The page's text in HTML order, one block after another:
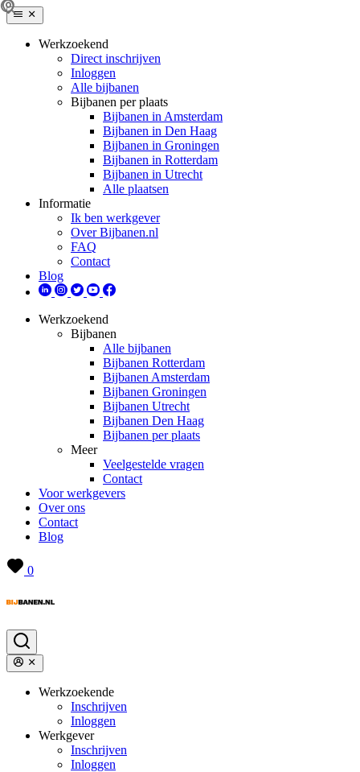
Werkzoekend
Direct inschrijven
Inloggen
Alle bijbanen
Bijbanen per plaats
Bijbanen in Amsterdam
Bijbanen in Den Haag
Bijbanen in Groningen
Bijbanen in Rotterdam
Bijbanen in Utrecht
Alle plaatsen
Informatie
Ik ben werkgever
Over Bijbanen.nl
FAQ
Contact
Blog
Werkzoekend
Bijbanen
Alle bijbanen
Bijbanen Rotterdam
Bijbanen Amsterdam
Bijbanen Groningen
Bijbanen Utrecht
Bijbanen Den Haag
Bijbanen per plaats
Meer
Veelgestelde vragen
Contact
Voor werkgevers
Over ons
Contact
Blog
0
Werkzoekende
Inschrijven
Inloggen
Werkgever
Inschrijven
Inloggen